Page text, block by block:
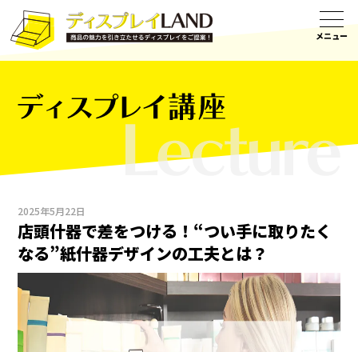
ディスプレイ講座
2025年5月22日
店頭什器で差をつける！“つい手に取りたく
なる”紙什器デザインの工夫とは？